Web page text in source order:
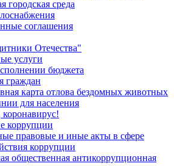
городская среда
соглашения
Отечества"
услуги
бюджета
граждан
карта отлова бездомных животных
для населения
коррупции
правовые и иные акты в сфере
коррупции
общественная антикоррупционная